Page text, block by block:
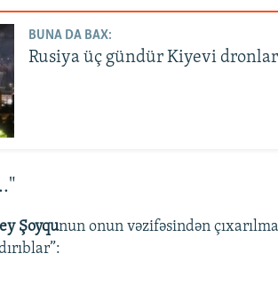
BUNA DA BAX:
Rusiya üç gündür Kiyevi
Şoyqunun onun vəzifəsindən